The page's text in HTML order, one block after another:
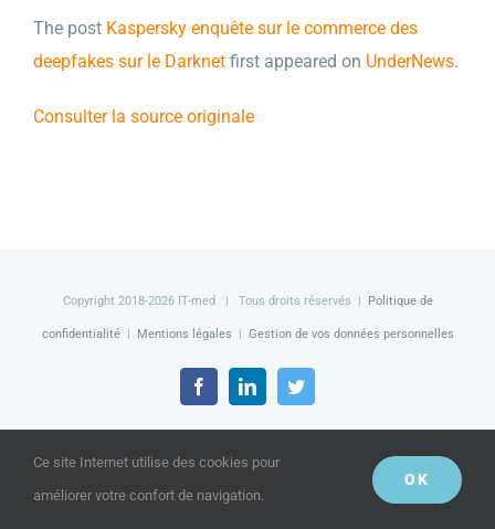
The post Kaspersky enquête sur le commerce des
deepfakes sur le Darknet first appeared on UnderNews.
Consulter la source originale
Copyright 2018-2026 IT-med | Tous droits réservés | Politique de
confidentialité| Mentions légales | Gestion de vos données personnelles
FacebookLinkedInTwitter
Ce site Internet utilise des cookies pour
améliorer votre confort de navigation.
OK